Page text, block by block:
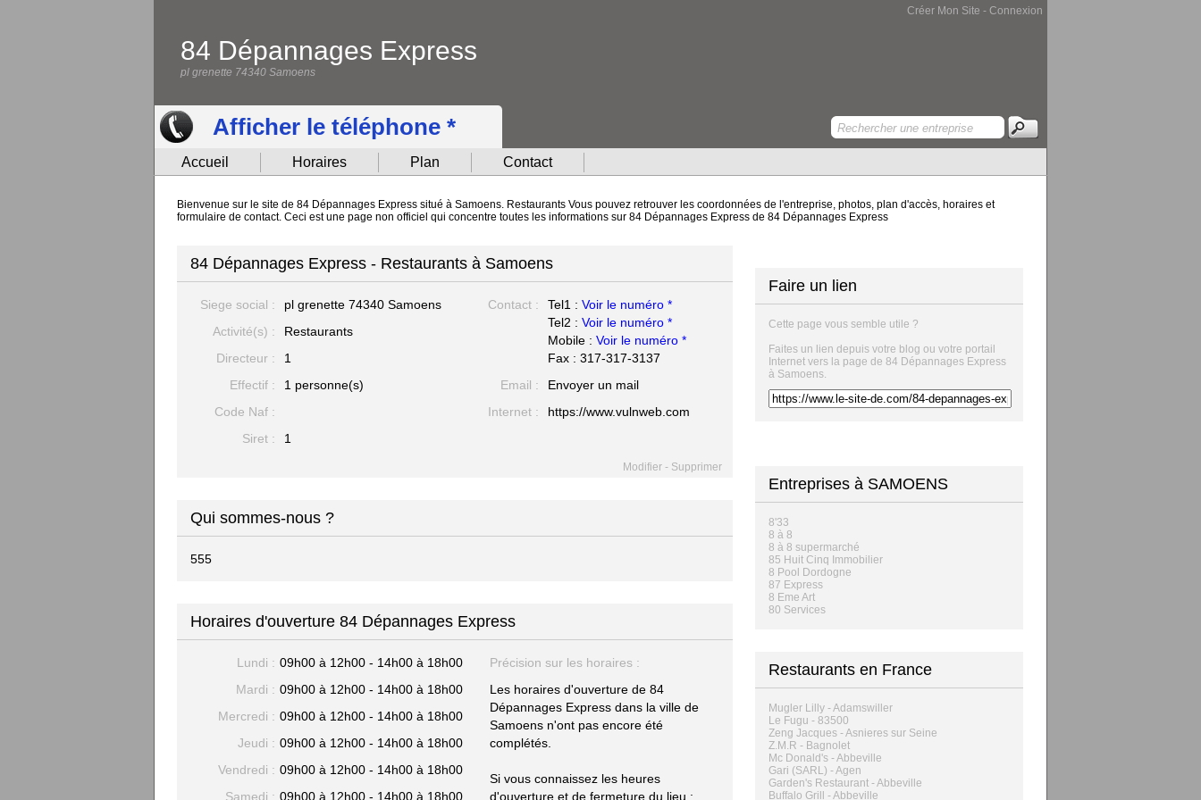
Créer Mon Site - Connexion
84 Dépannages Express
pl grenette 74340 Samoens
Afficher le téléphone *
Accueil Horaires Plan Contact
Bienvenue sur le site de 84 Dépannages Express situé à Samoens. Restaurants Vous pouvez retrouver les coordonnées de l'entreprise, photos, plan d'accès, horaires et
formulaire de contact. Ceci est une page non officiel qui concentre toutes les informations sur 84 Dépannages Express de 84 Dépannages Express
84 Dépannages Express - Restaurants à Samoens
Siege social : pl grenette 74340 Samoens
Activité(s) :
Restaurants
Directeur :
1
Effectif :
1 personne(s)
Code Naf :
Siret :
1
Contact : Tel1 : Voir le numéro *
Tel2 : Voir le numéro *
Mobile : Voir le numéro *
Fax : 317-317-3137
Email :
Envoyer un mail
Internet :
https://www.vulnweb.com
Modifier - Supprimer
Qui sommes-nous ?
555
Horaires d'ouverture 84 Dépannages Express
Lundi : 09h00 à 12h00 - 14h00 à 18h00
Mardi : 09h00 à 12h00 - 14h00 à 18h00
Mercredi : 09h00 à 12h00 - 14h00 à 18h00
Jeudi : 09h00 à 12h00 - 14h00 à 18h00
Vendredi : 09h00 à 12h00 - 14h00 à 18h00
Samedi : 09h00 à 12h00 - 14h00 à 18h00
Précision sur les horaires :
Les horaires d'ouverture de 84
Dépannages Express dans la ville de
Samoens n'ont pas encore été
complétés.
Si vous connaissez les heures
d'ouverture et de fermeture du lieu :
Faire un lien
Cette page vous semble utile ?
Faites un lien depuis votre blog ou votre portail
Internet vers la page de 84 Dépannages Express
à Samoens.
Entreprises à SAMOENS
8'33
8 à 8
8 à 8 supermarché
85 Huit Cinq Immobilier
8 Pool Dordogne
87 Express
8 Eme Art
80 Services
Restaurants en France
Mugler Lilly - Adamswiller
Le Fugu - 83500
Zeng Jacques - Asnieres sur Seine
Z.M.R - Bagnolet
Mc Donald's - Abbeville
Gari (SARL) - Agen
Garden's Restaurant - Abbeville
Buffalo Grill - Abbeville